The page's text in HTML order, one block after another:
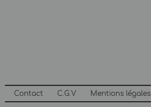
Contact C.G.V Mentions légales